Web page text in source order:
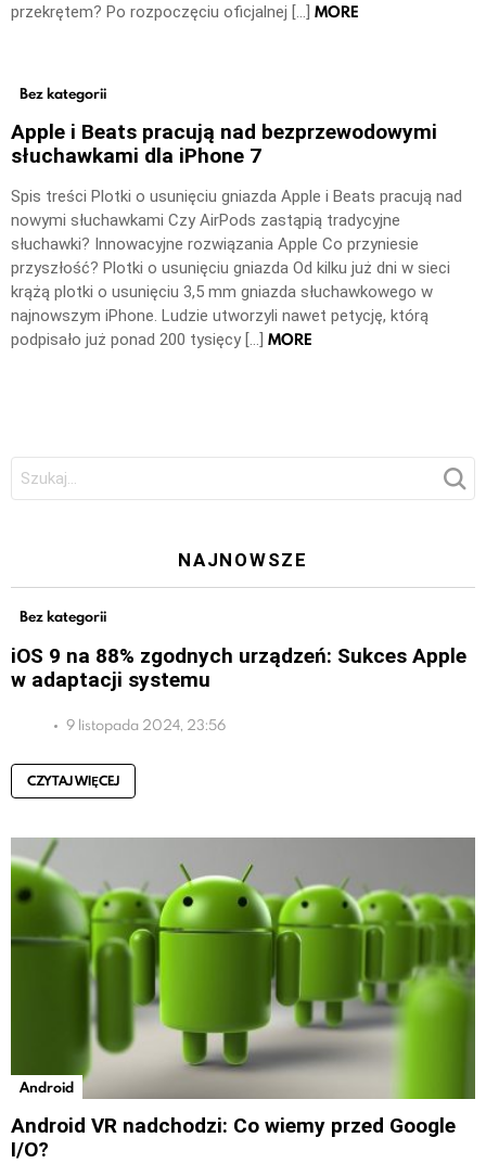
przekrętem? Po rozpoczęciu oficjalnej […] MORE
Bez kategorii
Apple i Beats pracują nad bezprzewodowymi
słuchawkami dla iPhone 7
Spis treści Plotki o usunięciu gniazda Apple i Beats pracują nad
nowymi słuchawkami Czy AirPods zastąpią tradycyjne
słuchawki? Innowacyjne rozwiązania Apple Co przyniesie
przyszłość? Plotki o usunięciu gniazda Od kilku już dni w sieci
krążą plotki o usunięciu 3,5 mm gniazda słuchawkowego w
najnowszym iPhone. Ludzie utworzyli nawet petycję, którą
podpisało już ponad 200 tysięcy […] MORE
NAJNOWSZE
Bez kategorii
iOS 9 na 88% zgodnych urządzeń: Sukces Apple
w adaptacji systemu
9 listopada 2024, 23:56
CZYTAJ WIĘCEJ
Android
Android VR nadchodzi: Co wiemy przed Google
I/O?